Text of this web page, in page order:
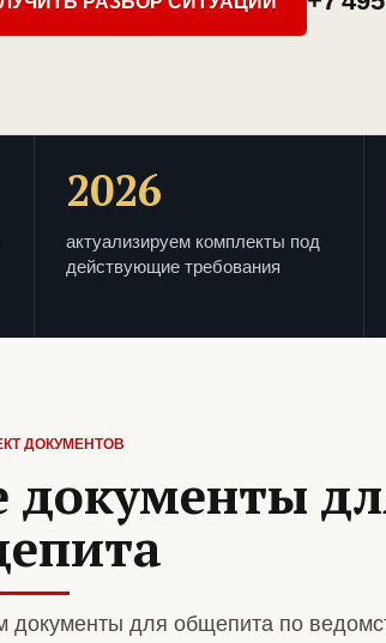
2026
актуализируем комплекты под
действующие требования
ДОКУМЕНТОВ
для общепита по